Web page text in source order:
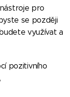
pro
se později
využívat a
pozitivního